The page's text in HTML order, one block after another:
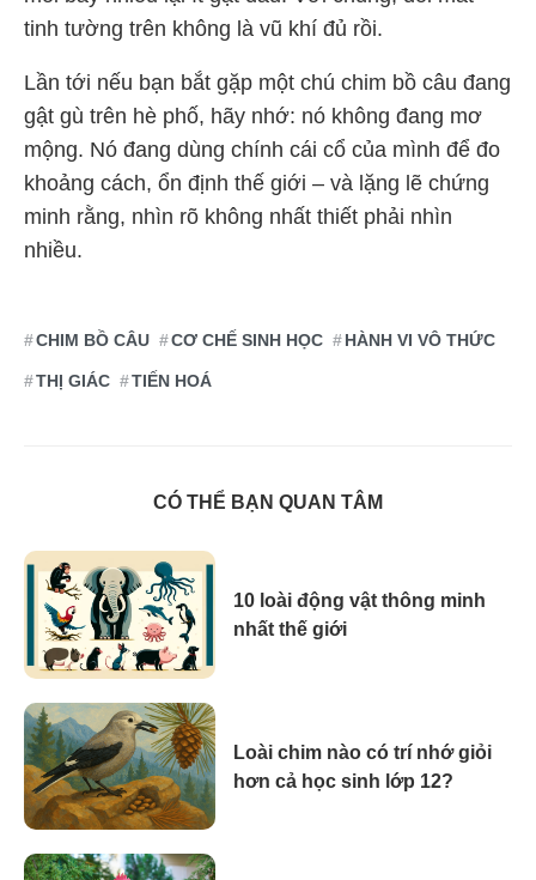
tinh tường trên không là vũ khí đủ rồi.
Lần tới nếu bạn bắt gặp một chú chim bồ câu đang
gật gù trên hè phố, hãy nhớ: nó không đang mơ
mộng. Nó đang dùng chính cái cổ của mình để đo
khoảng cách, ổn định thế giới – và lặng lẽ chứng
minh rằng, nhìn rõ không nhất thiết phải nhìn
nhiều.
CHIM BỒ CÂU CƠ CHẾ SINH HỌC HÀNH VI VÔ THỨC
THỊ GIÁC TIẾN HOÁ
CÓ THỂ BẠN QUAN TÂM
10 loài động vật thông minh
nhất thế giới
Loài chim nào có trí nhớ giỏi
hơn cả học sinh lớp 12?